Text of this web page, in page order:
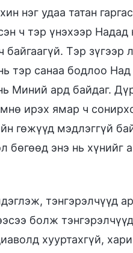
нэг удаа татан
ч тэр үнэхээр Надад
байгаагүй. Тэр зүгээр
тэр санаа бодлоо Над
Миний ард байдаг.
ирэх ямар ч
гөжүүд мэдлэггүй
энэ нь хүнийг
тэнгэрэлчүүд
болж
хууртахгүй,